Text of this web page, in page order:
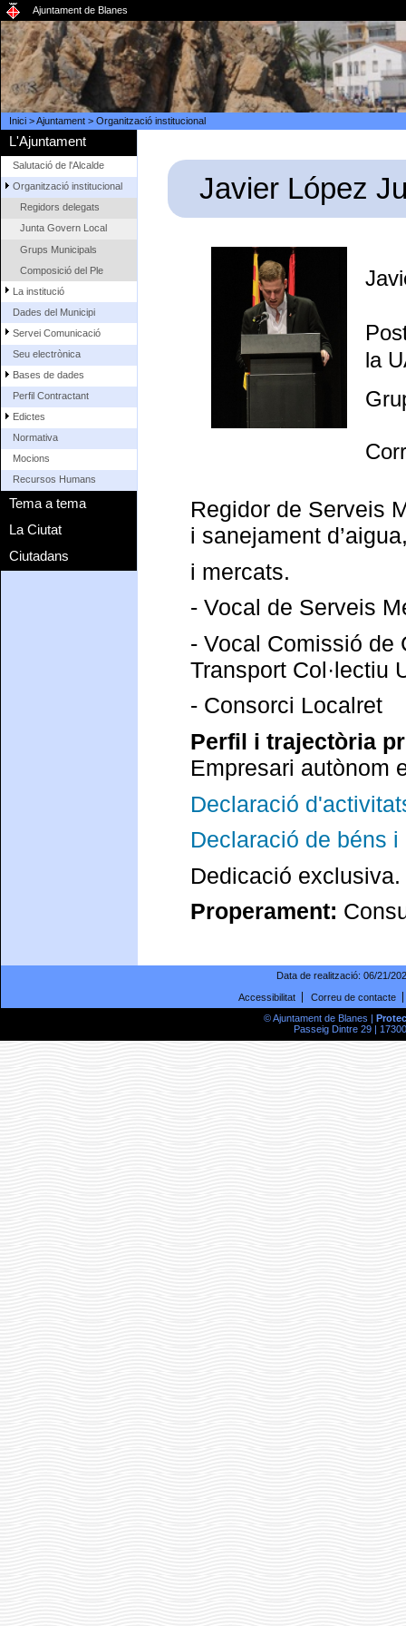
Ajuntament de Blanes
Inici>Ajuntament> Organització institucional
L'Ajuntament
Salutació de l'Alcalde
Organització institucional
Regidors delegats
Junta Govern Local
Grups Municipals
Composició del Ple
La institució
Dades del Municipi
Servei Comunicació
Seu electrònica
Bases de dades
Perfil Contractant
Edictes
Normativa
Mocions
Recursos Humans
Tema a tema
La Ciutat
Ciutadans
Javier López
la
Regidor de Serveis
i sanejament
i mercats.
- Vocal de Serveis
- Vocal Comissió de
Transport Col·lectiu
- Consorci Localret
Perfil i trajectòria
Empresari autònom
Declaració
Declaració de béns
Dedicació exclusiva.
Properament:
Data de realització: 06/21/
Accessibilitat
Correu de contacte
© Ajuntament de Blanes |
Passeig Dintre 29 |